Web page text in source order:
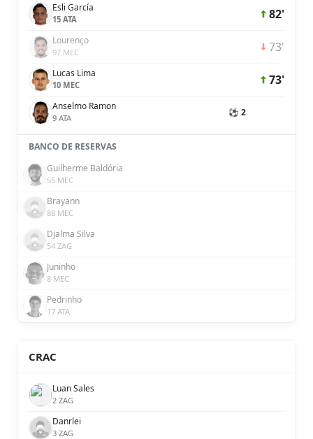
Esli García
15 ATA 82'
Lourenço
97 MEC 73'
Lucas Lima
10 MEC 73'
Anselmo Ramon
9 ATA ⚽ 2
BANCO DE RESERVAS
Guilherme Baldória
55 MEC
Brayann
88 MEC
Djalma Silva
54 ZAG
Juninho
8 MEC
Pedrinho
17 ATA
CRAC
Luan Sales
2 ZAG
Danrlei
3 ZAG